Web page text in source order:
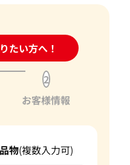
たい方へ！
わせフォーム
2
お客様情報
物(複数入力可)